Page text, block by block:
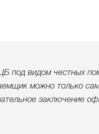
под видом честных
можно только
заключение